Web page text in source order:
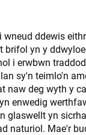
ddewis
yn y
i erwbwn
sy'n teimlo'n
deg wyth y
enwedig
glaswellt yn
naturiol. Mae'r